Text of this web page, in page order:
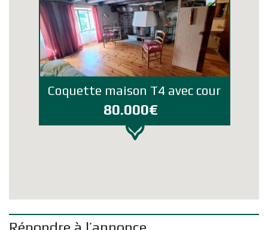
Coquette maison T4 avec cour
80.000€